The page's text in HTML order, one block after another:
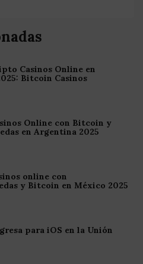
Casinos Online en
Bitcoin Casinos
Online con Bitcoin y
en Argentina 2025
online con
y Bitcoin en México 2025
para iOS en la Unión